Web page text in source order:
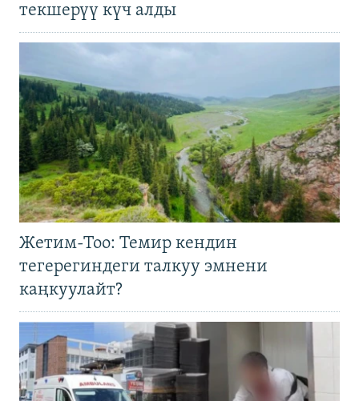
текшерүү күч алды
Жетим-Тоо: Темир кендин
тегерегиндеги талкуу эмнени
каңкуулайт?